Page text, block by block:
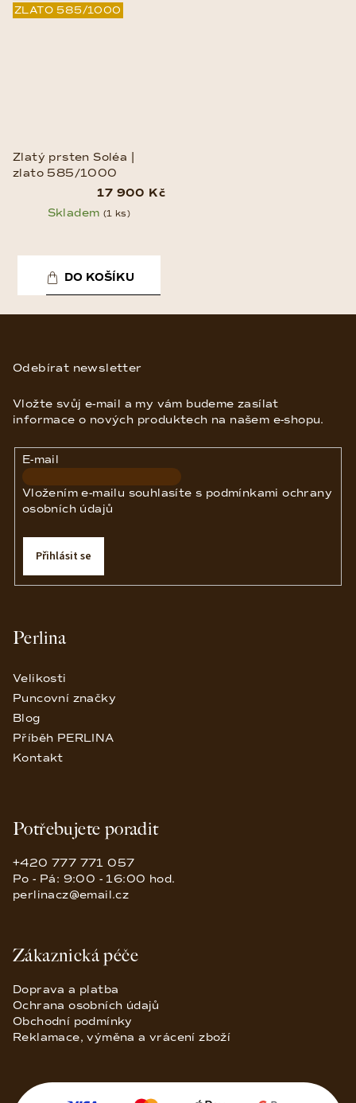
ZLATO 585/1000
Zlatý prsten Soléa |
zlato 585/1000
17 900 Kč
Skladem (1 ks)
DO KOŠÍKU
Odebírat newsletter
Vložte svůj e-mail a my vám budeme zasílat
informace o nových produktech na našem e-shopu.
E-mail
Vložením e-mailu souhlasíte s podmínkami ochrany
osobních údajů
Přihlásit se
Perlina
Velikosti
Puncovní značky
Blog
Příběh PERLINA
Kontakt
Potřebujete poradit
+420 777 771 057
Po - Pá: 9:00 - 16:00 hod.
perlinacz@email.cz
Zákaznická péče
Doprava a platba
Ochrana osobních údajů
Obchodní podmínky
Reklamace, výměna a vrácení zboží